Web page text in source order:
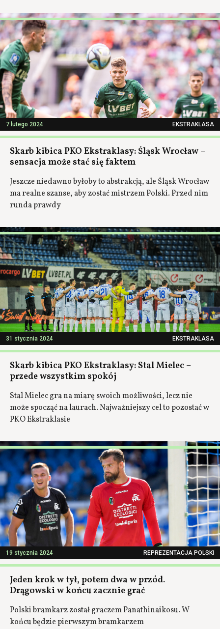
7 lutego 2024 EKSTRAKLASA
Skarb kibica PKO Ekstraklasy: Śląsk Wrocław –
sensacja może stać się faktem
Jeszcze niedawno byłoby to abstrakcją, ale Śląsk Wrocław
ma realne szanse, aby zostać mistrzem Polski. Przed nim
runda prawdy
31 stycznia 2024 EKSTRAKLASA
Skarb kibica PKO Ekstraklasy: Stal Mielec –
przede wszystkim spokój
Stal Mielec gra na miarę swoich możliwości, lecz nie
może spocząć na laurach. Najważniejszy cel to pozostać w
PKO Ekstraklasie
19 stycznia 2024 REPREZENTACJA POLSKI
Jeden krok w tył, potem dwa w przód.
Drągowski w końcu zacznie grać
Polski bramkarz został graczem Panathinaikosu. W
końcu będzie pierwszym bramkarzem